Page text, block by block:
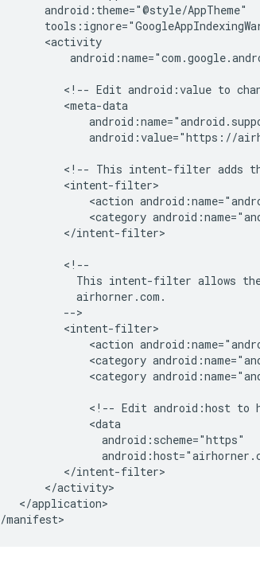
<!-- Edit android:value to
android:value="https://
<!-- This intent-filter adds
<action
<category
</intent-filter>
This intent-filter allows
<action
<category
<category
<!-- Edit android:host to
</application>